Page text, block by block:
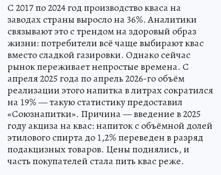
С 2017 по 2024 год производство кваса на
заводах страны выросло на 36%. Аналитики
связывают это с трендом на здоровый образ
жизни: потребители всё чаще выбирают квас
вместо сладкой газировки. Однако сейчас
рынок переживает непростые времена. С
апреля 2025 года по апрель 2026-го объём
реализации этого напитка в литрах сократился
на 19% — такую статистику предоставил
«Союзнапитки». Причина — введение в 2025
году акциза на квас: напиток с объёмной долей
этилового спирта до 1,2% переведен в разряд
подакцизных товаров. Цены поднялись, и
часть покупателей стала пить квас реже.